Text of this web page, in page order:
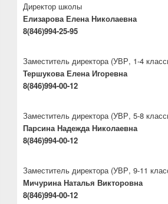
Директор школы
Елизарова Елена Николаевна
8(846)994-25-95
Заместитель директора (УВР, 1-4
Тершукова Елена Игоревна
8(846)994-00-12
Заместитель директора (УВР, 5-8
Парсина Надежда Николаевна
8(846)994-00-12
Заместитель директора (УВР, 9-11
Мичурина Наталья Викторовна
8(846)994-00-12